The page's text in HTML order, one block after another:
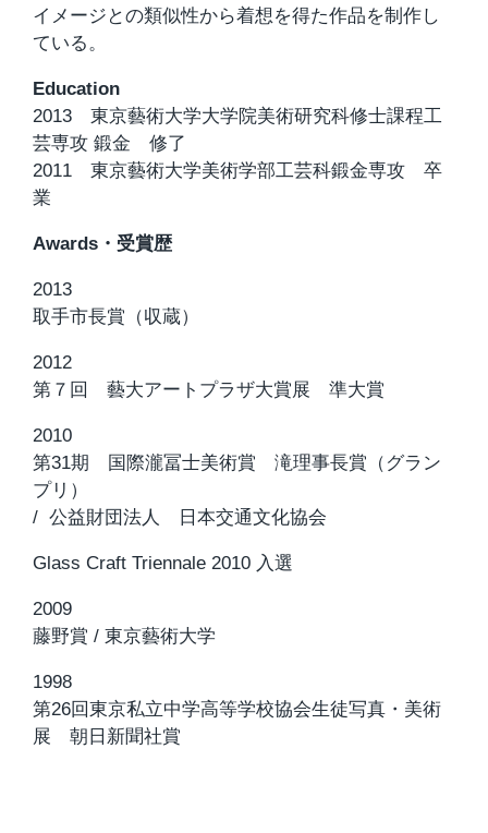
イメージとの類似性から着想を得た作品を制作し
ている。
Education
2013 東京藝術大学大学院美術研究科修士課程工
芸専攻 鍛金 修了
2011 東京藝術大学美術学部工芸科鍛金専攻 卒
業
Awards・受賞歴
2013
取手市長賞（収蔵）
2012
第７回 藝大アートプラザ大賞展 準大賞
2010
第31期 国際瀧冨士美術賞 滝理事長賞（グラン
プリ）
/ 公益財団法人 日本交通文化協会
Glass Craft Triennale 2010 入選
2009
藤野賞 / 東京藝術大学
1998
第26回東京私立中学高等学校協会生徒写真・美術
展 朝日新聞社賞